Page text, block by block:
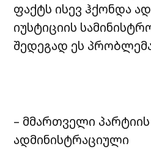
ფაქტს ისევ ჰქონდა
იუსტიციის
შედეგად ეს
– მმართველი
ადმინისტრაციული